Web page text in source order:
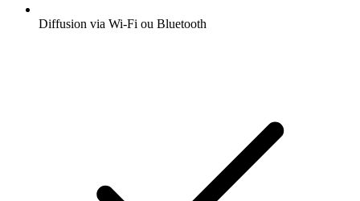
Diffusion via Wi-Fi ou Bluetooth